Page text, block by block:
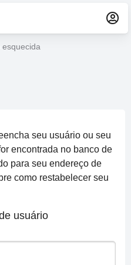
esquecida
seu usuário ou seu
encontrada no banco de
para seu endereço de
como restabelecer seu
usuário